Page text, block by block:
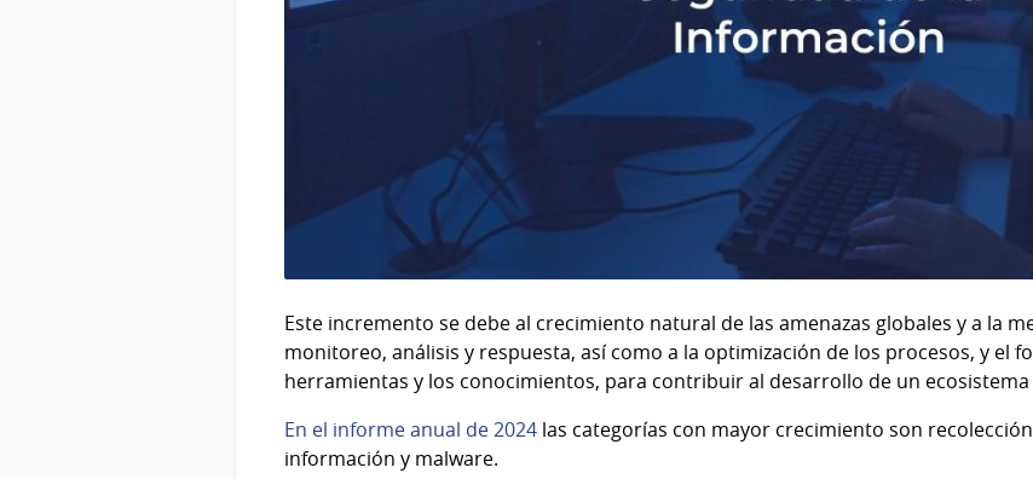
Este incremento se debe al crecimiento natural de las amenazas globales y a la
monitoreo, análisis y respuesta, así como a la optimización de los procesos, y el
herramientas y los conocimientos, para contribuir al desarrollo de un
En el informe anual de 2024 las categorías con mayor crecimiento son
información y malware.